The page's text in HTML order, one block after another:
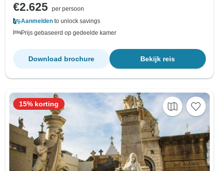
€2.625 per persoon
Aanmelden to unlock savings
Prijs gebaseerd op gedeelde kamer
Bekijk reis
Download brochure
15% korting